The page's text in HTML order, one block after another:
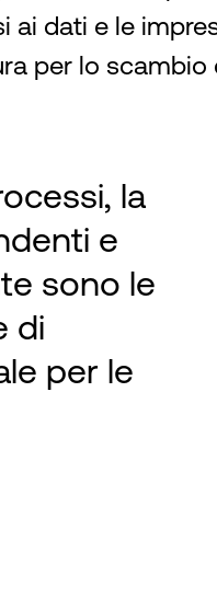
ai dati e le
per lo scambio
la
e
sono le
di
per le